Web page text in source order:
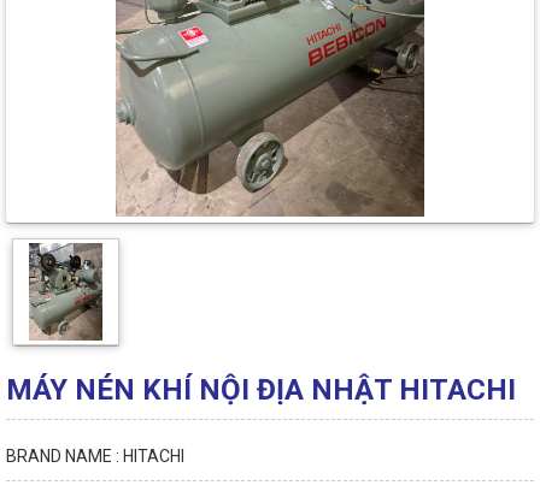
MÁY NÉN KHÍ NỘI ĐỊA NHẬT HITACHI
BRAND NAME : HITACHI